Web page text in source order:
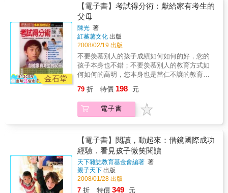
境，更克服了自己的惰性，突破了自己的極
限。絕大多數的學生和她一樣的平凡，一樣的
愛玩、愛看電視、小說、電影；絕大多數的家
長和作者一樣的忙碌，總覺得教育孩子是學校
師長的事，但，《十個月考上政大》這本書告
訴我們：不論學歷、不論背景，只要有心，只
要肯花時間，每一位家長都能夠陪著孩子一起
學習，成為孩子學習上的最大助力。《十個月
考上政大》透過親子間的對話手法，將學習的
方式一一呈現在書中：‧ 一天背二十個生活上常
力，同時可以成為一種學習習慣。‧ 學習一個語
言要先和這語言談戀愛，投入情感，建立親密
關係。‧ 從國中暑假開始可以慢慢讀一些英文短
句子，全篇多讀幾遍就好。‧ 加強作文能力從每
週寫一篇作文開始。‧ 讀書的方法要先了解自己
的狀況與複雜的考試機制，做好時間管理，才
不會顧此失彼。‧ 讀地理一定要看地圖；讀歷史
不只要弄清楚年代，也必須弄清楚地理環境。‧
高一、高二輕鬆讀，打好底子，高三全力衝
金石堂
【電子書】考試得分術：獻給家有考生的
父母
陳光 著
紅蕃薯文化 出版
2008/02/19 出版
不要羡慕別人的孩子成績如何如何的好，您的
孩子本身也不錯；不要羡慕別人的教育方式如
何如何的高明，您本身也是當仁不讓的教育
書，如果您在百忙之中能夠靜下心來好好的讀
這本書，不管對您還是對孩子，那可真是受益
無窮了。 君不見，每年考生的家長們總是最忙
裡？是否真的忙得其所？ 是的，基測、學測、
大學指考在即，箭已在弦上，將射向何方？如
何射？您做好準備了嗎？ 運用書中的方法 可以
幫助您的孩子考試多拿30分以上 孩子要考試
了，為人父母者只能在一旁乾著急嗎？當然
不！懂得方法，您可以幫助上考場的小孩拿分
79 折 特價 198 元
電子書
【電子書】閱讀，動起來：借鏡國際成功
經驗．看見孩子微笑閱讀
天下雜誌教育基金會編著 著
親子天下 出版
2008/01/28 出版
7 折 特價 349 元